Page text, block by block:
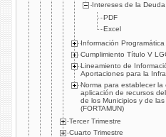
Intereses de la Deuda
PDF
Excel
Información Programática
Cumplimiento Tí­tulo V
Lineamiento de
Aportaciones para la
Norma para establecer
aplicación de recursos
de los Municipios y de
(FORTAMUN)
Tercer Trimestre
Cuarto Trimestre